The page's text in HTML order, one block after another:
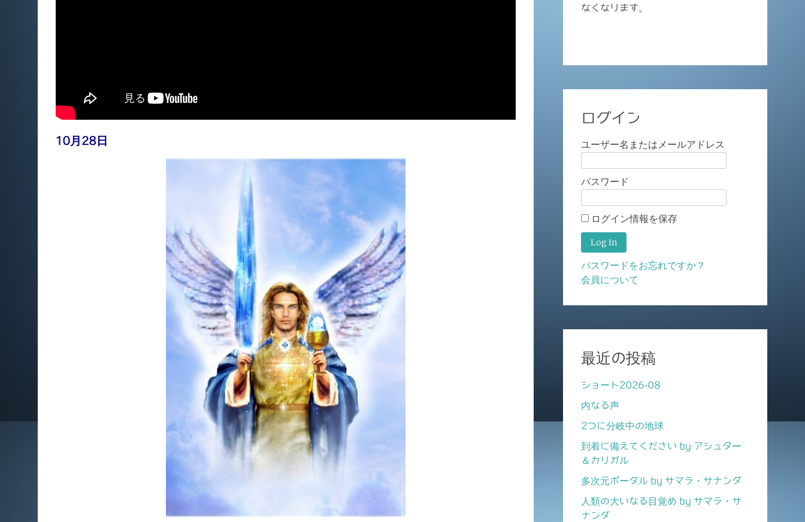
10月28日
なくなります。
ログイン
ユーザー名またはメールアドレス
パスワード
ログイン情報を保存
パスワードをお忘れですか？
会員について
最近の投稿
ショート2026-08
内なる声
2つに分岐中の地球
到着に備えてください by アシュター
＆カリガル
多次元ポータル by サマラ・サナンダ
人類の大いなる目覚め by サマラ・サ
ナンダ